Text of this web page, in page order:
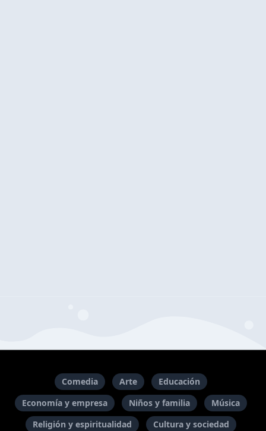
Comedia Arte
Educación
Economía y empresa
Niños y familia
Música
Religión y espiritualidad
Cultura y sociedad